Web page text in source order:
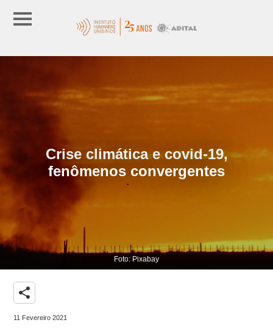
Crise climática e covid-19,
fenômenos convergentes
Foto: Pixabay
share
11 Fevereiro 2021